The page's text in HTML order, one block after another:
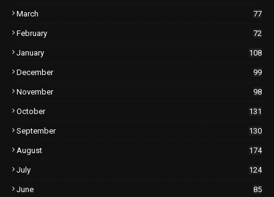
March 77
February 72
January 108
December 99
November 98
October 131
September 130
August 174
July 124
June 85